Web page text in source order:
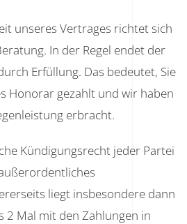
unseres Vertrages richtet sich
In der Regel endet der
Erfüllung. Das bedeutet, Sie
Honorar gezahlt und wir haben
erbracht.
Kündigungsrecht jeder Partei
liegt insbesondere dann
2 Mal mit den Zahlungen in